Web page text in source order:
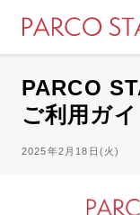
PARCO
ご利用ガイ
2025年2月18日(火)